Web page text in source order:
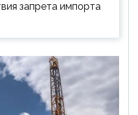
запрета импорта